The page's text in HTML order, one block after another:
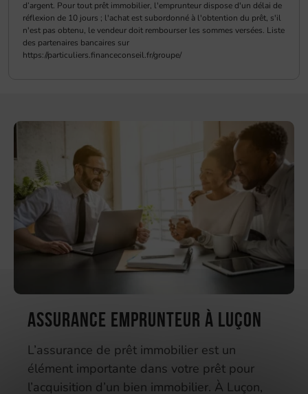
Assurance emprunteur à Luçon
L’assurance de prêt immobilier est un
élément importante dans votre prêt pour
l’acquisition d’un bien immobilier. À Luçon,